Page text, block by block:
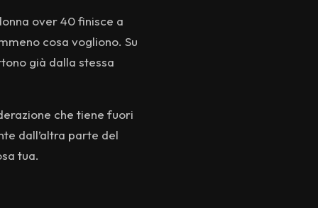
over 40 finisce a
cosa vogliono. Su
già dalla stessa
che tiene fuori
dall’altra parte del
tua.